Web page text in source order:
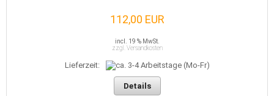
112,00 EUR
incl. 19 % MwSt.
zzgl. Versandkosten
Lieferzeit:
Details